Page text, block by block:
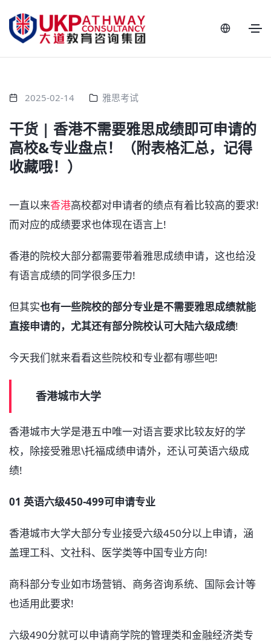
2025-02-14 雅思考试
干货 | 香港不需要雅思成绩即可申请的
高校&专业盘点！（附表格汇总，记得
收藏哦！）
一直以来香港高校都对申请者的绩点有着比较高的要求!
而对应的成绩要求也体现在语言上!
香港的院校大部分都需要带着雅思成绩申请，这也给没
有语言成绩的同学很多压力!
但其实也有一些院校的部分专业是不需要雅思成绩就能
直接申请的，尤其还有部分院校认可大陆六级成绩!
今天我们就来看看这些院校和专业都有哪些吧!
香港城市大学
香港城市大学是港五中唯一对语言要求比较友好的学
校，除接受雅思\托福成绩申请外，还认可英语六级成
绩!
01 英语六级450-499可申请专业
香港城市大学大部分专业接受六级450分以上申请，涵
盖理工科、文社科、医学类等中国专业方向!
商科部分专业如市场营销、商务咨询系统、国际会计等
也适用此要求!
六级490分就可以申请商学院的管理类和金融经济类专